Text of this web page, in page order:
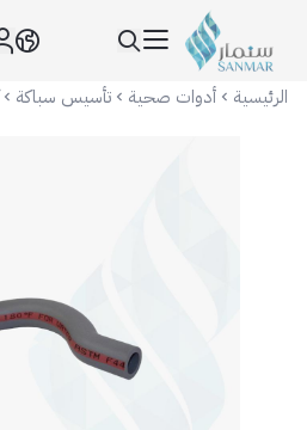
سنمار Sanmar
الرئيسية أدوات صحية تأسيس سباكة